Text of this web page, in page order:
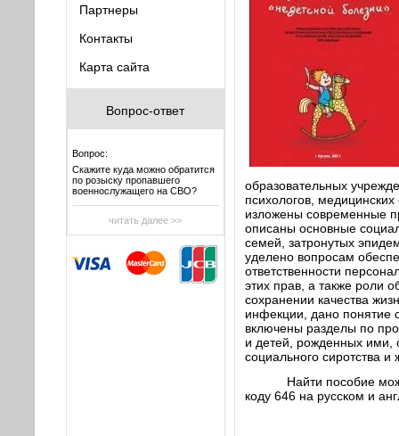
Партнеры
Контакты
Карта сайта
Вопрос-ответ
Вопрос:
Скажите куда можно обратится
по розыску пропавшего
военнослужащего на СВО?
читать далее >>
образовательных
психологов,
изложены современные
описаны основные
семей, затронутых
уделено вопросам
ответственности
этих прав, а также роли
сохранении качества
инфекции, дано понятие
включены разделы по
и детей, рожденных ими,
социального сиротства и
Найти пособие
коду 646 на русском и